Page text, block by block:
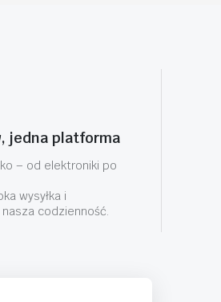
jedna platforma
– od elektroniki po
wysyłka i
codzienność.